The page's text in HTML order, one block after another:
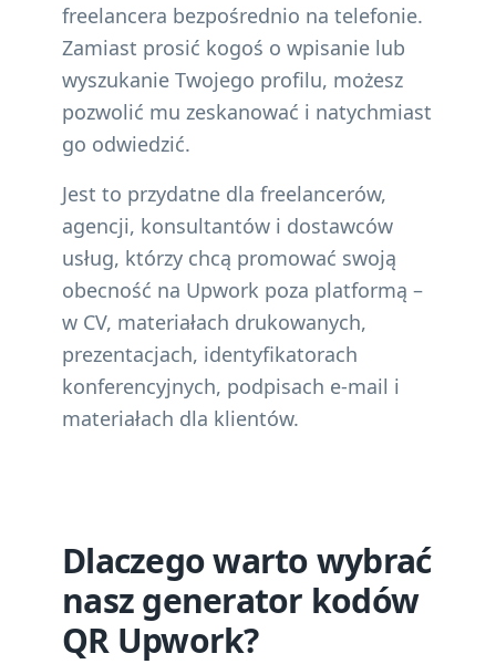
freelancera bezpośrednio na telefonie.
Zamiast prosić kogoś o wpisanie lub
wyszukanie Twojego profilu, możesz
pozwolić mu zeskanować i natychmiast
go odwiedzić.
Jest to przydatne dla freelancerów,
agencji, konsultantów i dostawców
usług, którzy chcą promować swoją
obecność na Upwork poza platformą –
w CV, materiałach drukowanych,
prezentacjach, identyfikatorach
konferencyjnych, podpisach e-mail i
materiałach dla klientów.
Dlaczego warto wybrać
nasz generator kodów
QR Upwork?